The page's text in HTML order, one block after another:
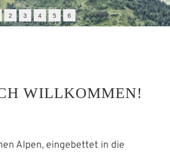
2 3 4 5 6
WILLKOMMEN!
Alpen, eingebettet in die